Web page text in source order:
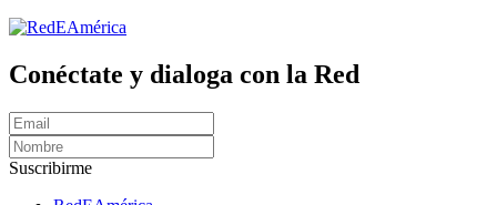
Conéctate y dialoga con la Red
Suscribirme